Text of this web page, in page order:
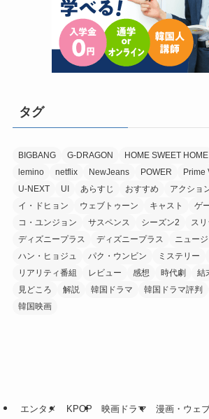
タグ
BIGBANG G-DRAGON HOME SWEET HOME
lemino
netflix NewJeans POWER Prime
U-NEXT
UI あらすじ おすすめ アクショ
イ・ドヒョン
ウェブトゥーン キャスト
ゲ
コ・ユンジョン
サスペンス シーズン2
ス
ディズニープラス
ディズニープラス ニュー
ハン・ヒョジュ
パク・ウンビン ミステリー
リアリティ番組
レビュー 感想 時代劇 結
見どころ
解説 韓国ドラマ 韓国ドラマ評判
韓国映画
エンタメ KPOP 映画ドラマ 漫画・ウェ